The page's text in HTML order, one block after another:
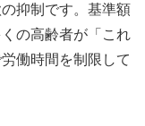
抑制です。基準額
の高齢者が「これ
働時間を制限して